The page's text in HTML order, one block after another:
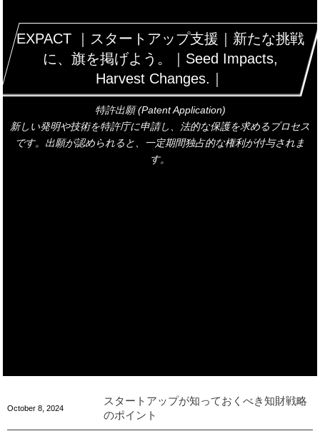
EXPACT ｜スタートアップ支援｜新たな挑戦
に、旗を掲げよう。｜Seed Impacts,
Harvest Changes.｜
特許出願 (Patent Application)
新しい発明や技術を特許庁に申請し、法的な保護を求めるプロセス
です。出願が認められると、一定期間独占的な権利が付与されま
す。
October 8 2024
スタートアップが知っておくべき知財戦略
のポイント